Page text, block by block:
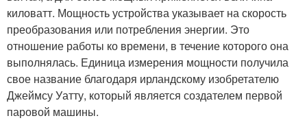
киловатт. Мощность устройства указывает на скорость
преобразования или потребления энергии. Это
отношение работы ко времени, в течение которого она
выполнялась. Единица измерения мощности получила
свое название благодаря ирландскому изобретателю
Джеймсу Уатту, который является создателем первой
паровой машины.